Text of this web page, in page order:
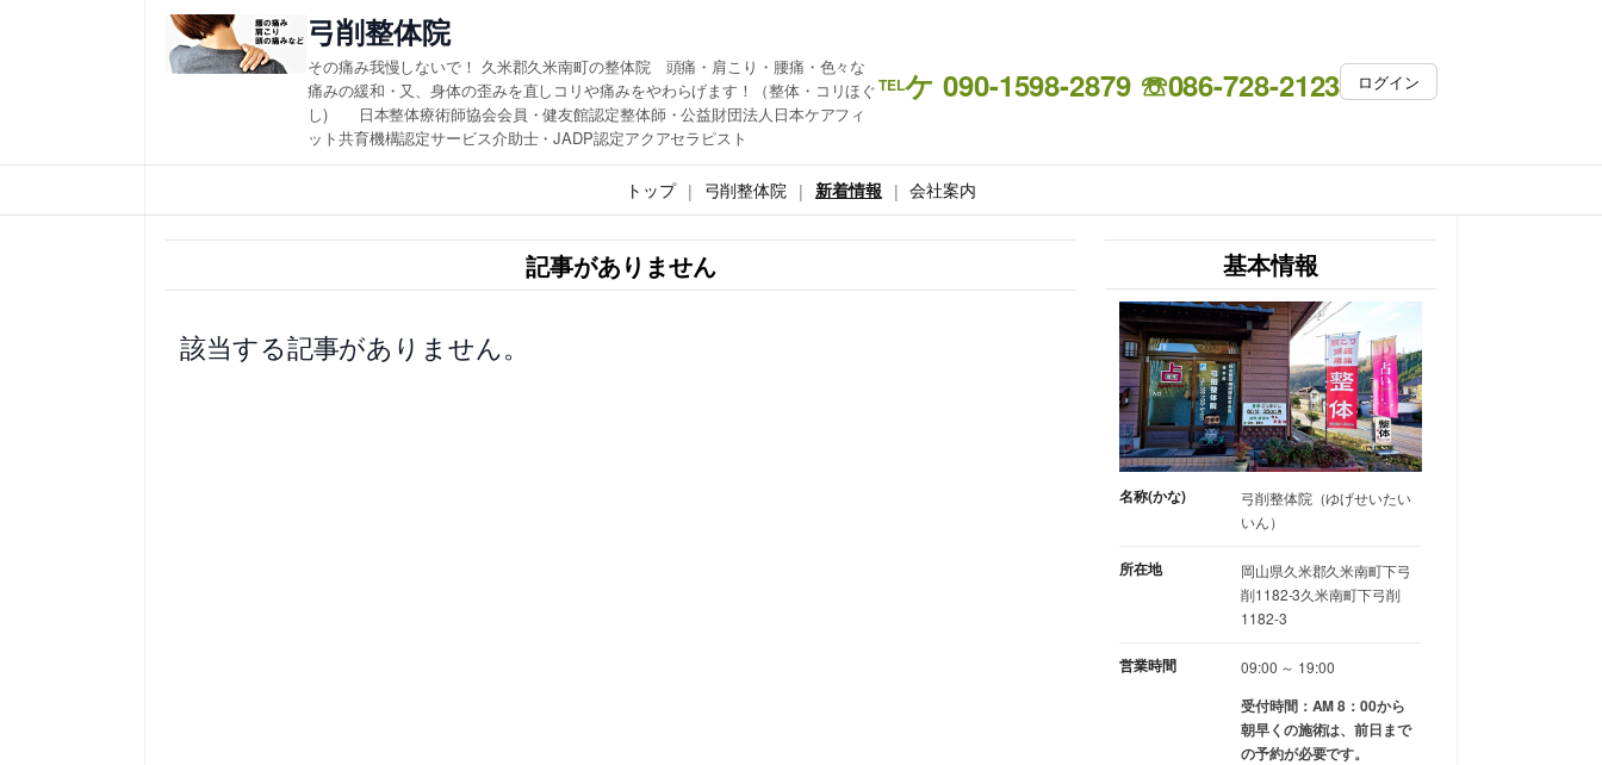
キ
弓削整体院
その痛み我慢しないで！ 久米郡久米南町の整体院 頭痛・肩こり・腰痛・色々な
痛みの緩和・又、身体の歪みを直しコリや痛みをやわらげます！（整体・コリほぐ
し) 日本整体療術師協会会員・健友館認定整体師・公益財団法人日本ケアフィ
ット共育機構認定サービス介助士・JADP認定アクアセラピスト
TELケ 090-1598-2879 ☏086-728-2123 ログイン
トップ 弓削整体院 新着情報 会社案内
記事がありません
該当する記事がありません。
基本情報
名称(かな)
弓削整体院（ゆげせいたい
いん）
所在地
岡山県久米郡久米南町下弓
削1182-3久米南町下弓削
1182-3
営業時間 09:00 ～ 19:00
受付時間：AM 8：00から
朝早くの施術は、前日まで
の予約が必要です。